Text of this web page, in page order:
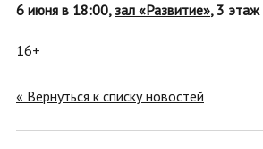
6 июня в 18:00, зал «Развитие», 3 этаж
16+
« Вернуться к списку новостей